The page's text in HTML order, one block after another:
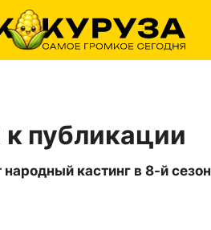
публикации
кастинг в 8-й сезон